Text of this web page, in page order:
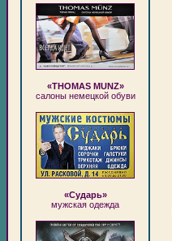
«THOMAS MUNZ»
салоны немецкой обуви
«Сударь»
мужская одежда